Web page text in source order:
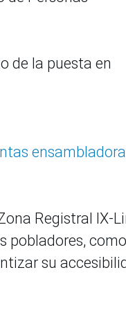
de la puesta en
Registral IX-
pobladores, como
su